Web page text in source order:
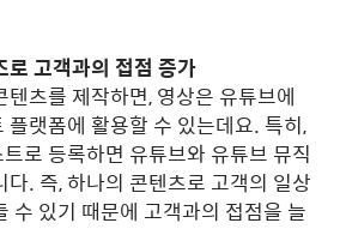
로 고객과의 접점 증가
츠를 제작하면, 영상은 유튜브에
플랫폼에 활용할 수 있는데요. 특히,
로 등록하면 유튜브와 유튜브 뮤직
다. 즉, 하나의 콘텐츠로 고객의 일상
수 있기 때문에 고객과의 접점을 늘